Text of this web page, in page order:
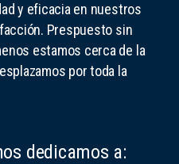
y eficacia en nuestros
Prespuesto sin
estamos cerca de la
por toda la
dedicamos a: